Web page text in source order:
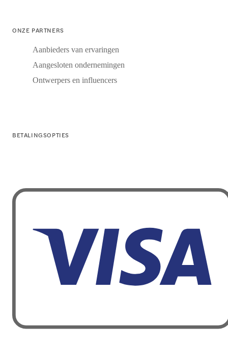
ONZE PARTNERS
Aanbieders van ervaringen
Aangesloten ondernemingen
Ontwerpers en influencers
BETALINGSOPTIES